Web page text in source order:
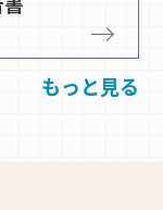
もっと見る